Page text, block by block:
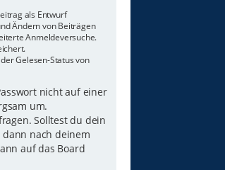
als Entwurf
Ändern von Beiträgen
Anmeldeversuche.
Gelesen-Status von
nicht auf einer
um.
Solltest du dein
dann nach deinem
auf das Board